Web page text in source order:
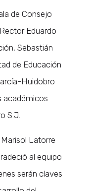
de Consejo
Eduardo
Sebastián
de Educación
Huidobro
académicos
S.J.
Latorre
al equipo
serán claves